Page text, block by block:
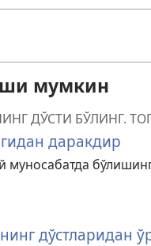
мумкин
ДЎСТИ БЎЛИНГ.
даракдир
муносабатда
дўстларидан